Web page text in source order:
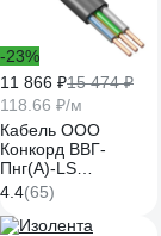
-23%
11 866 ₽15 474 ₽
118.66 ₽/м
Кабель ООО
Конкорд ВВГ-
Пнг(А)-LS
3x2,5ок(N, PE) -
0,66 (100м) Бухта
100м 4663
4.4(65)